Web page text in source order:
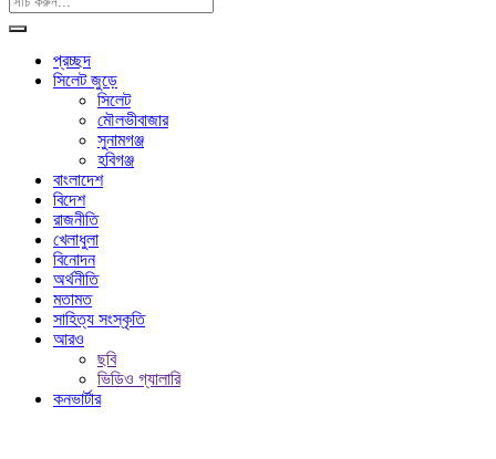
প্রচ্ছদ
সিলেট জুড়ে
সিলেট
মৌলভীবাজার
সুনামগঞ্জ
হবিগঞ্জ
বাংলাদেশ
বিদেশ
রাজনীতি
খেলাধুলা
বিনোদন
অর্থনীতি
মতামত
সাহিত্য সংস্কৃতি
আরও
ছবি
ভিডিও গ্যালারি
কনভার্টার